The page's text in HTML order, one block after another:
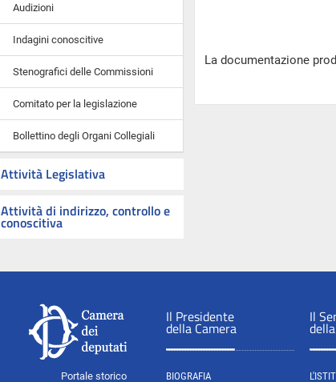
Audizioni
Indagini conoscitive
Stenografici delle Commissioni
Comitato per la legislazione
Bollettino degli Organi Collegiali
Attività Legislativa
Attività di indirizzo, controllo e
conoscitiva
La documentazione
Portale storico
Il Presidente
della Camera
BIOGRAFIA
Il